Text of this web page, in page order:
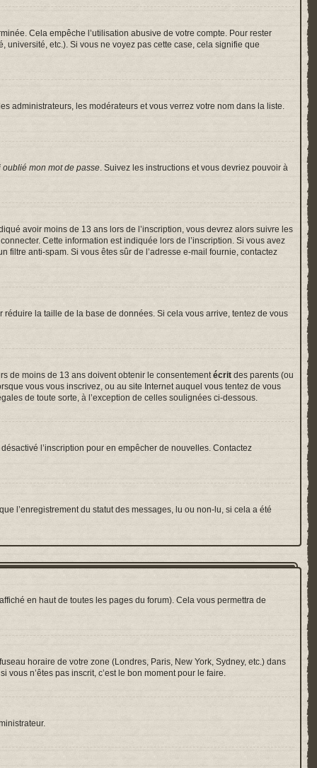
Cela empêche l’utilisation abusive de votre compte. Pour rester
etc.). Si vous ne voyez pas cette case, cela signifie que
administrateurs, les modérateurs et vous verrez votre nom dans la liste.
oublié mon mot de passe. Suivez les instructions et vous devriez pouvoir à
avoir moins de 13 ans lors de l’inscription, vous devrez alors suivre les
Cette information est indiquée lors de l’inscription. Si vous avez
filtre anti-spam. Si vous êtes sûr de l’adresse e-mail fournie, contactez
la taille de la base de données. Si cela vous arrive, tentez de vous
de moins de 13 ans doivent obtenir le consentementécrit des parents (ou
vous vous inscrivez, ou au site Internet auquel vous tentez de vous
de toute sorte, à l’exception de celles soulignées ci-dessous.
l’inscription pour en empêcher de nouvelles. Contactez
l’enregistrement du statut des messages, lu ou non-lu, si cela a été
en haut de toutes les pages du forum). Cela vous permettra de
horaire de votre zone (Londres, Paris, New York, Sydney, etc.) dans
n’êtes pas inscrit, c’est le bon moment pour le faire.